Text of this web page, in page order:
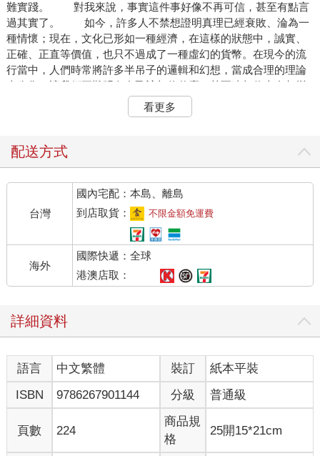
難實踐。 對我來說，事實這件事好像不再可信，甚至有點言
過其實了。 如今，許多人不禁想證明真理已經衰敗、淪為一
種情懷；現在，文化已形如一種經濟，在這樣的狀態中，誠實、
正確、正直等價值，也只不過成了一種虛幻的貨幣。在現今的流
行當中，人們時常將許多半吊子的邏輯和幻想，當成合理的理論
來兜售，讓我們更難明白自己該相信什麼，甚至連相信本身都變
得困難了。 但我不想因此失去信念，也不想停止去相信……
無論是相信人性、相信你、相信我自己、或是我們的潛能。
掌控。也許人們、甚至我們自己口中都滿是謊言；也許信任已不
和幻想已無二致—但是，我還不願如此相信。 我的良心還不
願退卻，我還不願承認真實在這個世界有所不足。 這個時代
充斥欺騙，欺騙也許來自於政治、人工智慧、整形手術、四處充
斥的後製深偽技術。而在這樣的時代中，即使接觸到了知識與事
實，往往也只會感到更加困惑和無望，甚至感覺比接觸到這些知
識和事實前還更加失去方向。 我們生而為人，似乎沒有用正
確的方式去感知事物，這也就代表我們沒有正確地去渴望事物，
因此也無法正確地去理解。倘若我們未能正確地理解，也就無法
個變化的時代，找尋自己的定位。我想要理解歸屬於何處、何處
不是我的歸屬，知道自己堅守哪些事、哪些事又絕不讓步。然
而，我卻發現自己越來越容易屈服，甚至乾脆接受了那些錯誤、
世俗的事物，把它們當作這個時代的標誌。 即使在當今的世
道下，真相往往拒理性於門外，我應該保有赤子之心，持續找尋
生命中的奧妙嗎？ 我該如何避免染上猜忌的癖病，一邊抱持
著希望，一邊合理地懷疑事物？ 我們是期望著生存，還是為
了懷抱期望而生存著？ 也許這就是問題所在。 我必須承
認，惡是一種必然，而要不要克服惡，都操之在己。 也就是
看更多
配送方式
台灣
國內宅配：本島、離島
到店取貨：
不限金額免運費
海外
國際快遞：全球
港澳店取：
詳細資料
語言 中文繁體 裝訂
紙本平裝
ISBN
9786267901144 分級 普通級
頁數 224
商品規
格
25開15*21cm